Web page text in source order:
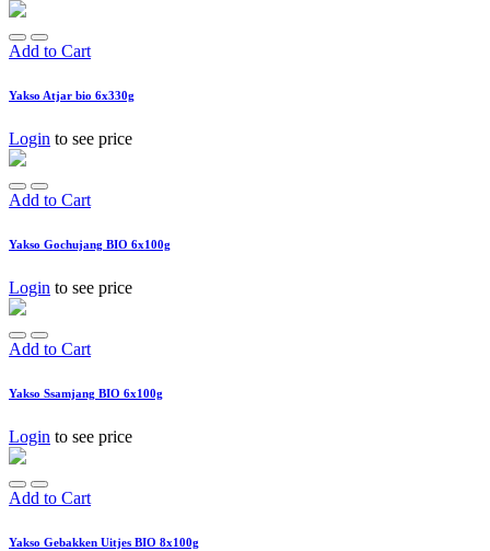
Add to Cart
Yakso Atjar bio 6x330g
Login to see price
Add to Cart
Yakso Gochujang BIO 6x100g
Login to see price
Add to Cart
Yakso Ssamjang BIO 6x100g
Login to see price
Add to Cart
Yakso Gebakken Uitjes BIO 8x100g